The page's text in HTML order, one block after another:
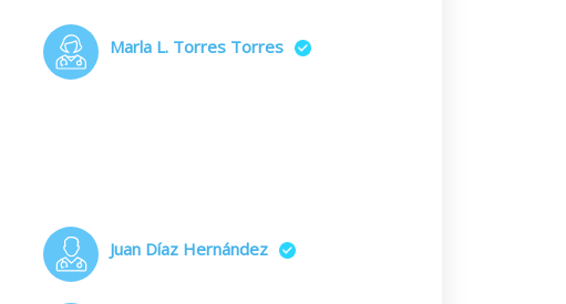
Marla L. Torres Torres
Juan Díaz Hernández